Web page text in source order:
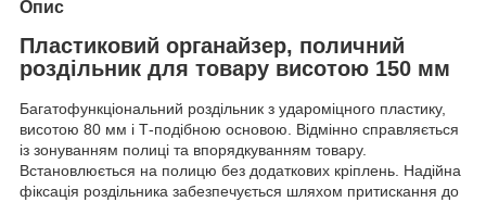
Опис
Пластиковий органайзер, поличний
роздільник для товару висотою 150 мм
Багатофункціональний роздільник з удароміцного пластику,
висотою 80 мм і Т-подібною основою. Відмінно справляється
із зонуванням полиці та впорядкуванням товару.
Встановлюється на полицю без додаткових кріплень. Надійна
фіксація роздільника забезпечується шляхом притискання до